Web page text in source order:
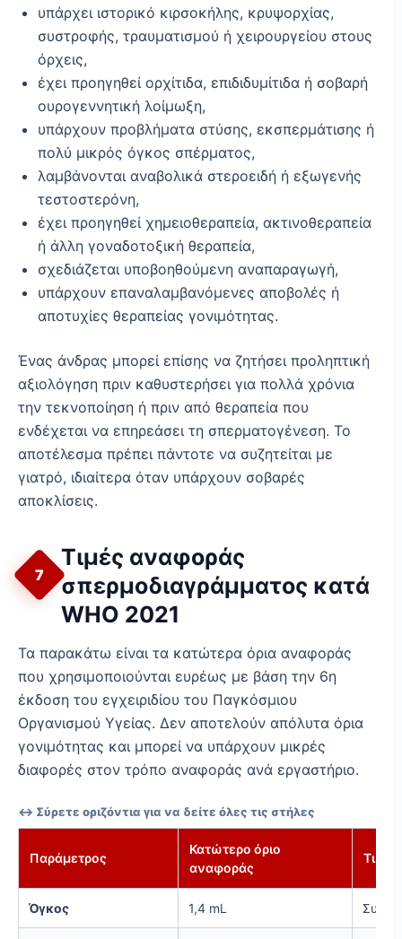
υπάρχει ιστορικό κιρσοκήλης, κρυψορχίας,
συστροφής, τραυματισμού ή χειρουργείου στους
όρχεις,
έχει προηγηθεί ορχίτιδα, επιδιδυμίτιδα ή σοβαρή
ουρογεννητική λοίμωξη,
υπάρχουν προβλήματα στύσης, εκσπερμάτισης ή
πολύ μικρός όγκος σπέρματος,
λαμβάνονται αναβολικά στεροειδή ή εξωγενής
τεστοστερόνη,
έχει προηγηθεί χημειοθεραπεία, ακτινοθεραπεία
ή άλλη γοναδοτοξική θεραπεία,
σχεδιάζεται υποβοηθούμενη αναπαραγωγή,
υπάρχουν επαναλαμβανόμενες αποβολές ή
αποτυχίες θεραπείας γονιμότητας.
Ένας άνδρας μπορεί επίσης να ζητήσει προληπτική
αξιολόγηση πριν καθυστερήσει για πολλά χρόνια
την τεκνοποίηση ή πριν από θεραπεία που
ενδέχεται να επηρεάσει τη σπερματογένεση. Το
αποτέλεσμα πρέπει πάντοτε να συζητείται με
γιατρό, ιδιαίτερα όταν υπάρχουν σοβαρές
αποκλίσεις.
7
Τιμές αναφοράς
σπερμοδιαγράμματος κατά
WHO 2021
Τα παρακάτω είναι τα κατώτερα όρια αναφοράς
που χρησιμοποιούνται ευρέως με βάση την 6η
έκδοση του εγχειριδίου του Παγκόσμιου
Οργανισμού Υγείας. Δεν αποτελούν απόλυτα όρια
γονιμότητας και μπορεί να υπάρχουν μικρές
διαφορές στον τρόπο αναφοράς ανά εργαστήριο.
↔️ Σύρετε οριζόντια για να δείτε όλες τις στήλες
Παράμετρος
Κατώτερο όριο
αναφοράς
Τι
Όγκος 1,4 mL